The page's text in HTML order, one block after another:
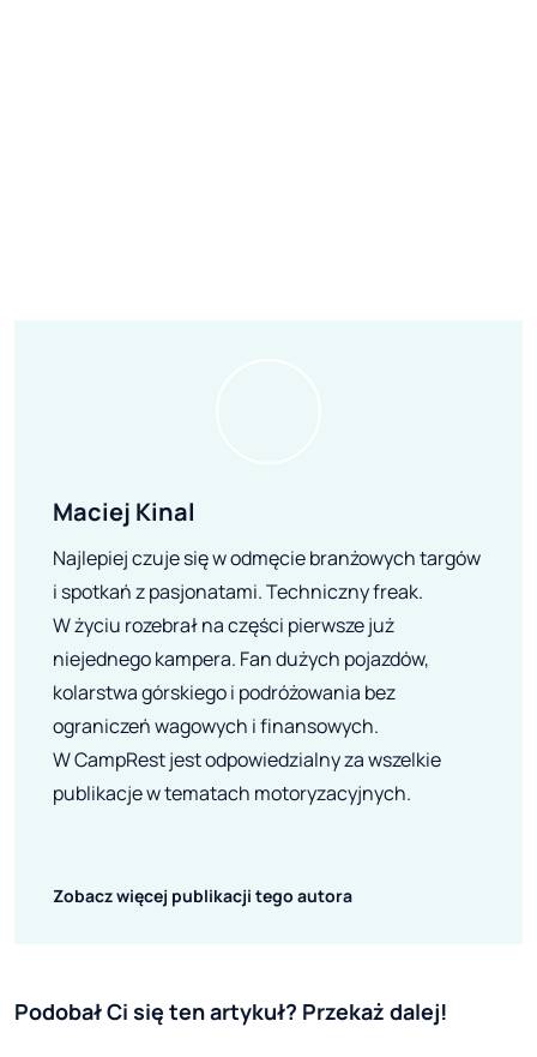
Maciej Kinal
Najlepiej czuje się w odmęcie branżowych targów
i spotkań z pasjonatami. Techniczny freak.
W życiu rozebrał na części pierwsze już
niejednego kampera. Fan dużych pojazdów,
kolarstwa górskiego i podróżowania bez
ograniczeń wagowych i finansowych.
W CampRest jest odpowiedzialny za wszelkie
publikacje w tematach motoryzacyjnych.
Zobacz więcej publikacji tego autora
Podobał Ci się ten artykuł? Przekaż dalej!